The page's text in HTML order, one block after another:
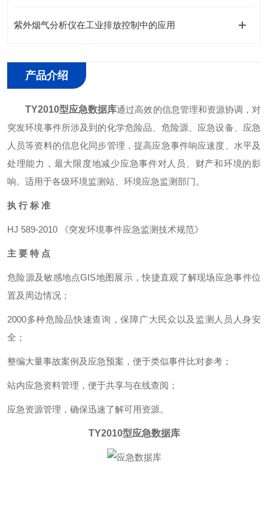
紫外烟气分析仪在工业排放控制中的应用
产品介绍
TY2010型应急数据库通过高效的信息管理和资源协调，对
突发环境事件所涉及到的化学危险品、危险源、应急设备、应急
人员等资料的信息化同步管理，提高应急事件响应速度、水平及
处理能力，最大限度地减少应急事件对人员、财产和环境的影
响。适用于各级环境监测站、环境应急监测部门。
执 行 标 准
HJ 589-2010 《突发环境事件应急监测技术规范》
主 要 特 点
危险源及敏感地点GIS地图展示，快捷直观了解现场应急事件位
置及周边情况；
2000多种危险品快速查询，保障广大民众以及监测人员人身安
全；
整编大量事故案例及应急预案，便于类似事件比对参考；
站内应急资料管理，便于共享与在线查阅；
应急资源管理，确保迅速了解可用资源。
TY2010型应急数据库